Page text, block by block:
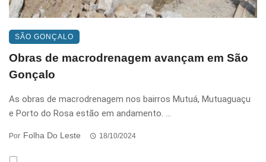
SÃO GONÇALO
Obras de macrodrenagem avançam em São
Gonçalo
As obras de macrodrenagem nos bairros Mutuá, Mutuaguaçu
e Porto do Rosa estão em andamento. ...
Por Folha Do Leste 18/10/2024